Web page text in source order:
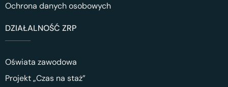
Ochrona danych osobowych
DZIAŁALNOŚĆ ZRP
Oświata zawodowa
Projekt „Czas na staż”